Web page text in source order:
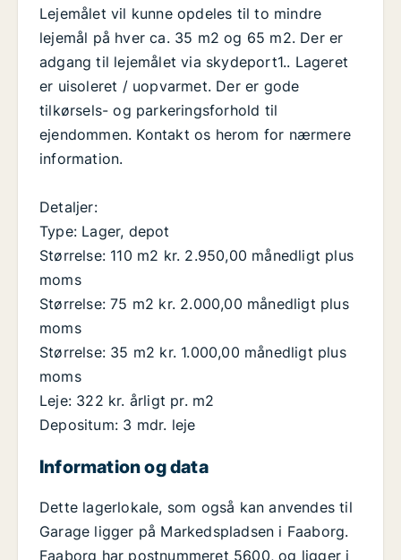
Lejemålet vil kunne opdeles til to mindre
lejemål på hver ca. 35 m2 og 65 m2. Der er
adgang til lejemålet via skydeport1.. Lageret
er uisoleret / uopvarmet. Der er gode
tilkørsels- og parkeringsforhold til
ejendommen. Kontakt os herom for nærmere
information.
Detaljer:
Type: Lager, depot
Størrelse: 110 m2 kr. 2.950,00 månedligt plus
moms
Størrelse: 75 m2 kr. 2.000,00 månedligt plus
moms
Størrelse: 35 m2 kr. 1.000,00 månedligt plus
moms
Leje: 322 kr. årligt pr. m2
Depositum: 3 mdr. leje
Information og data
Dette lagerlokale, som også kan anvendes til
Garage ligger på Markedspladsen i Faaborg.
Faaborg har postnummeret 5600, og ligger i